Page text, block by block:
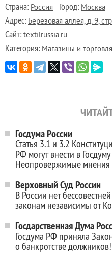
Страна: Россия Город: Москва
Адрес: Березовая аллея, д. 9,
Сайт: textilrussia.ru
Категория: Магазины и торговля
Госдума России
Статья 3.1 и 3.2
РФ могут внести в
Неопровержимые мнения
Верховный Суд России
В России нет
законам независимы от
Госдарственная Дума
Госдума РФ приняла
о банкротстве должников!